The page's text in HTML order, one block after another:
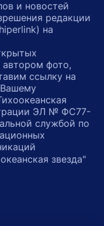
и новостей
редакции
на
автором фото,
ссылку на
ЭЛ № ФС77-
службой по
звезда"